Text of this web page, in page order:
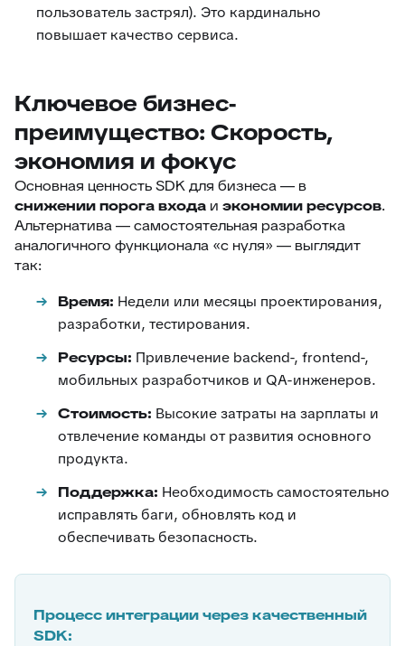
пользователь застрял). Это кардинально
повышает качество сервиса.
Ключевое бизнес-
преимущество: Скорость,
экономия и фокус
Основная ценность SDK для бизнеса — в
снижении порога входа и экономии ресурсов.
Альтернатива — самостоятельная разработка
аналогичного функционала «с нуля» — выглядит
так:
Время: Недели или месяцы проектирования,
разработки, тестирования.
Ресурсы: Привлечение backend-, frontend-,
мобильных разработчиков и QA-инженеров.
Стоимость: Высокие затраты на зарплаты и
отвлечение команды от развития основного
продукта.
Поддержка: Необходимость самостоятельно
исправлять баги, обновлять код и
обеспечивать безопасность.
Процесс интеграции через качественный
SDK: